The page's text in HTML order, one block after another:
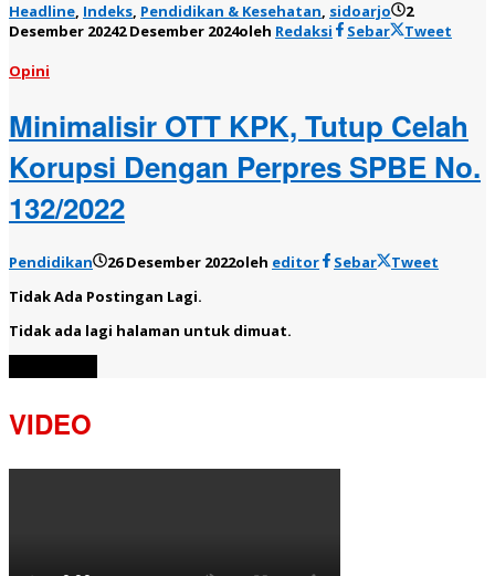
Headline, Indeks, Pendidikan & Kesehatan, sidoarjo
2
Desember 20242 Desember 2024oleh Redaksi Sebar
Tweet
Opini
Minimalisir OTT KPK, Tutup Celah
Korupsi Dengan Perpres SPBE No.
132/2022
Pendidikan 26 Desember 2022oleh editor Sebar
Tweet
Tidak Ada Postingan Lagi.
Tidak ada lagi halaman untuk dimuat.
VIDEO